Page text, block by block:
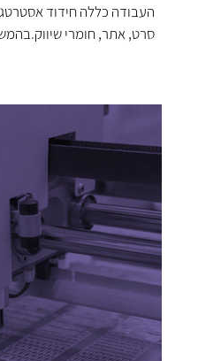
העבודה כללה חידוד
סרט, אתר, חומרי שיווק.